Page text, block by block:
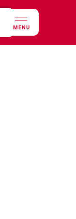
MENU